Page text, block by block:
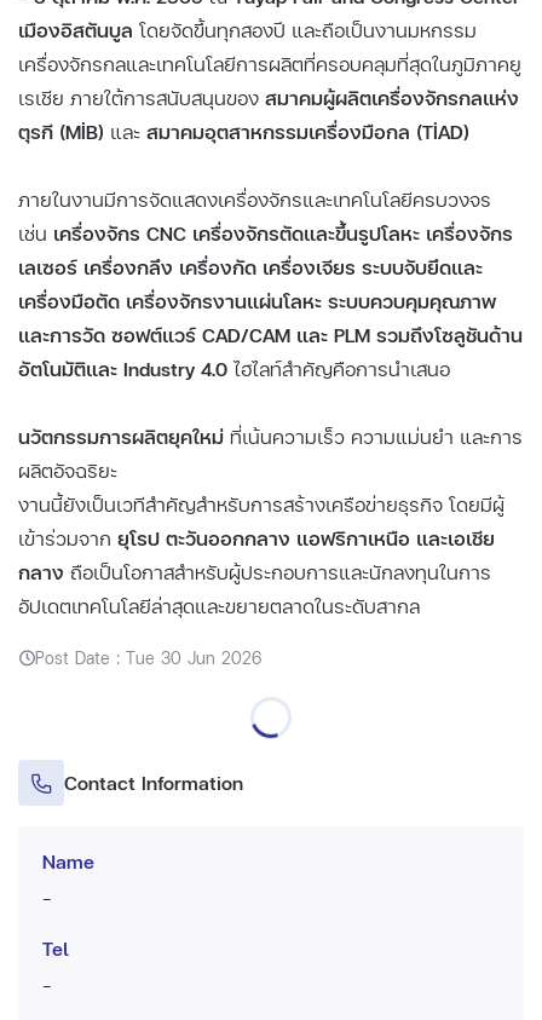
เมืองอิสตันบูล โดยจัดขึ้นทุกสองปี และถือเป็นงานมหกรรม
เครื่องจักรกลและเทคโนโลยีการผลิตที่ครอบคลุมที่สุดในภูมิภาคยู
เรเชีย ภายใต้การสนับสนุนของ สมาคมผู้ผลิตเครื่องจักรกลแห่ง
ตุรกี (MİB) และ สมาคมอุตสาหกรรมเครื่องมือกล (TİAD)
ภายในงานมีการจัดแสดงเครื่องจักรและเทคโนโลยีครบวงจร
เช่น เครื่องจักร CNC เครื่องจักรตัดและขึ้นรูปโลหะ เครื่องจักร
เลเซอร์ เครื่องกลึง เครื่องกัด เครื่องเจียร ระบบจับยึดและ
เครื่องมือตัด เครื่องจักรงานแผ่นโลหะ ระบบควบคุมคุณภาพ
และการวัด ซอฟต์แวร์ CAD/CAM และ PLM รวมถึงโซลูชันด้าน
อัตโนมัติและ Industry 4.0ไฮไลท์สำคัญคือการนำเสนอ
นวัตกรรมการผลิตยุคใหม่ ที่เน้นความเร็ว ความแม่นยำ และการ
ผลิตอัจฉริยะ
งานนี้ยังเป็นเวทีสำคัญสำหรับการสร้างเครือข่ายธุรกิจ โดยมีผู้
เข้าร่วมจาก ยุโรป ตะวันออกกลาง แอฟริกาเหนือ และเอเชีย
กลาง ถือเป็นโอกาสสำหรับผู้ประกอบการและนักลงทุนในการ
อัปเดตเทคโนโลยีล่าสุดและขยายตลาดในระดับสากล
Post Date : Tue 30 Jun 2026
Contact Information
Name
-
Tel
-